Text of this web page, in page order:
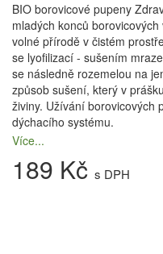
BIO borovicové pupeny
mladých konců
volné přírodě v čistém
se lyofilizací - sušením
se následně rozemelou na
způsob sušení, který v
živiny. Užívání borovicových
dýchacího systému.
Více...
189 Kč s DPH